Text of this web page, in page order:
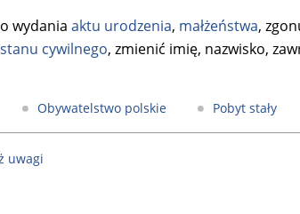
wydania aktu urodzenia, małżeństwa,
cywilnego, zmienić imię, nazwisko,
Obywatelstwo polskie Pobyt stały
uwagi